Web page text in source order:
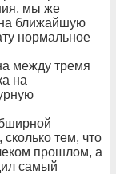
мы же
ближайшую
нормальное
между тремя
на
тем, что
прошлом, а
самый